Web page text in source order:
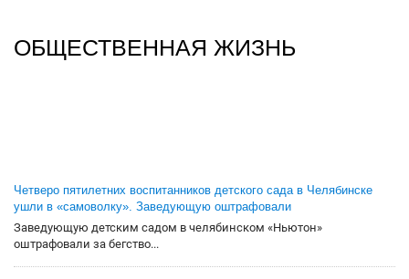
ОБЩЕСТВЕННАЯ ЖИЗНЬ
Четверо пятилетних воспитанников детского сада в Челябинске
ушли в «самоволку». Заведующую оштрафовали
Заведующую детским садом в челябинском «Ньютон»
оштрафовали за бегство...